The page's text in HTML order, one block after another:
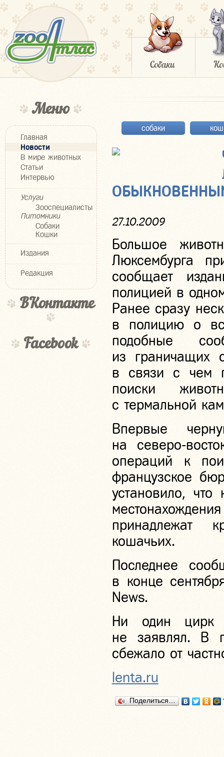
Меню
Главная
Новости
В мире животных
Статьи
Интервью
Услуги
Зооспециалисты
Питомники
Собаки
Кошки
Издания
Редакция
ВКонтакте
Facebook
собаки
27.10.2009
Большое
Люксембурга
сообщает
полицией в
Ранее сразу
в полицию о
подобные
из граничащих
в связи с чем
поиски
с термальной
Впервые
на северо-
операций к
французское
установило, что
принадлежат
кошачьих.
Последнее
в конце
News.
Ни один цирк
не заявлял. В
сбежало от
lenta.ru
Поделиться…